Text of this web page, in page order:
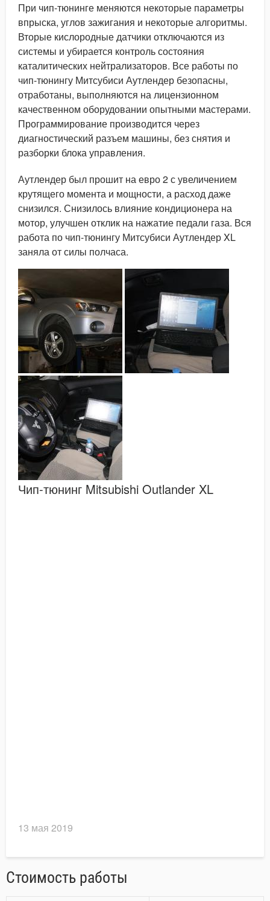
При чип-тюнинге меняются некоторые параметры
впрыска, углов зажигания и некоторые алгоритмы.
Вторые кислородные датчики отключаются из
системы и убирается контроль состояния
каталитических нейтрализаторов. Все работы по
чип-тюнингу Митсубиси Аутлендер безопасны,
отработаны, выполняются на лицензионном
качественном оборудовании опытными мастерами.
Программирование производится через
диагностический разъем машины, без снятия и
разборки блока управления.
Аутлендер был прошит на евро 2 с увеличением
крутящего момента и мощности, а расход даже
снизился. Снизилось влияние кондиционера на
мотор, улучшен отклик на нажатие педали газа. Вся
работа по чип-тюнингу Митсубиси Аутлендер XL
заняла от силы полчаса.
Чип-тюнинг Mitsubishi Outlander XL
13 мая 2019
Стоимость работы